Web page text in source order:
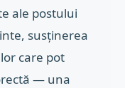
ale postului
susținerea
care pot
— una